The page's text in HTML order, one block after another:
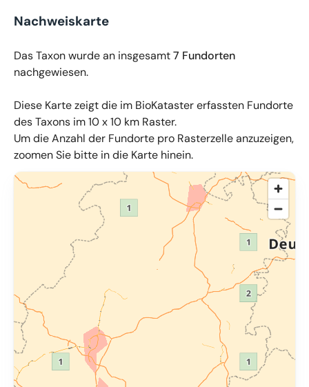
Nachweiskarte
Das Taxon wurde an insgesamt7 Fundorten
nachgewiesen.
Diese Karte zeigt die im BioKataster erfassten Fundorte
des Taxons im 10 x 10 km Raster.
Um die Anzahl der Fundorte pro Rasterzelle anzuzeigen,
zoomen Sie bitte in die Karte hinein.
© OpenMapTiles OpenStreetMap 34u GmbH